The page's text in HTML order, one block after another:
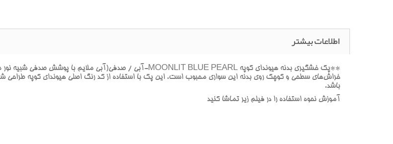
اطلاعات بیشتر
خراش‌هاي سطحي و کوچک روي بدنه اين سواري محبوب است. اين پک با استفاده از کد رنگ اصلي هيونداي کوپه طراحي
باشد.
آموزش نحوه استفاده را در فيلم زير تماشا کنيد